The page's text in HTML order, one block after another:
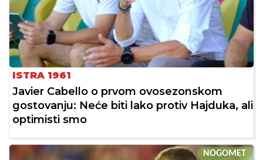
ISTRA 1961
Javier Cabello o prvom ovosezonskom
gostovanju: Neće biti lako protiv Hajduka, ali
optimisti smo
NOGOMET